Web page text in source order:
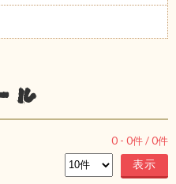
ル
0 - 0件 /0件